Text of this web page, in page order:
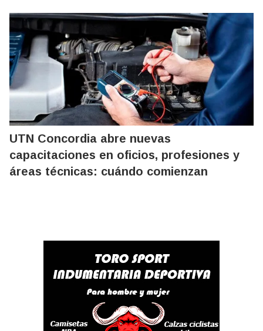
UTN Concordia abre nuevas
capacitaciones en oficios, profesiones y
áreas técnicas: cuándo comienzan